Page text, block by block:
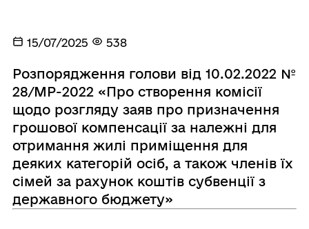
15/07/2025 538
Розпорядження голови від 10.02.2022 №
28/MP-2022 «Про створення комісії
щодо розгляду заяв про призначення
грошової компенсації за належні для
отримання жилі приміщення для
деяких категорій осіб, а також членів їх
сімей за рахунок коштів субвенції з
державного бюджету»